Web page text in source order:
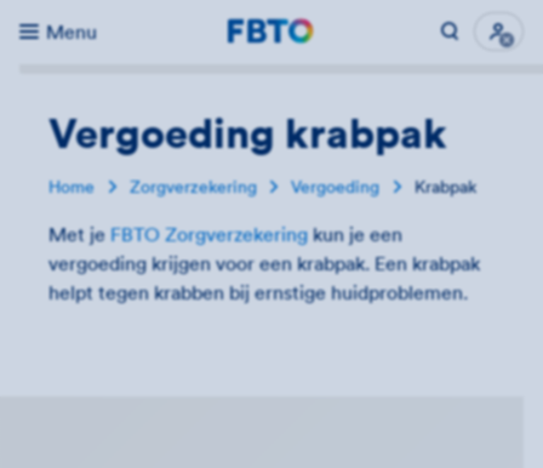
Menu
Direct naar...
Vergoeding krabpak
Home Zorgverzekering Vergoeding Krabpak
Met jeFBTO Zorgverzekeringkun je een
vergoeding krijgen voor een krabpak. Een krabpak
helpt tegen krabben bij ernstige huidproblemen.